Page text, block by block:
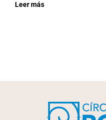
Leer más